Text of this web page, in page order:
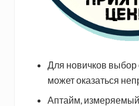
Для новичков выбор
может оказаться
Аптайм,